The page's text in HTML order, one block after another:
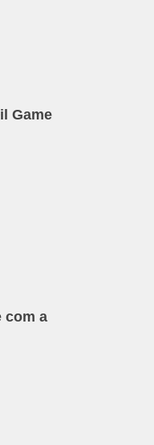
Game
com a